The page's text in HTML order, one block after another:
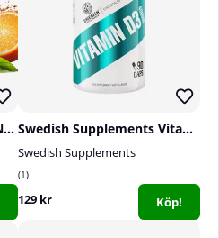
SOLID Nutrition BLACK LINE EAA+, 440 g Swedish Supplements Vitamin D3 4000IU, 90 caps
Swedish Supplements
1
129 kr Köp!